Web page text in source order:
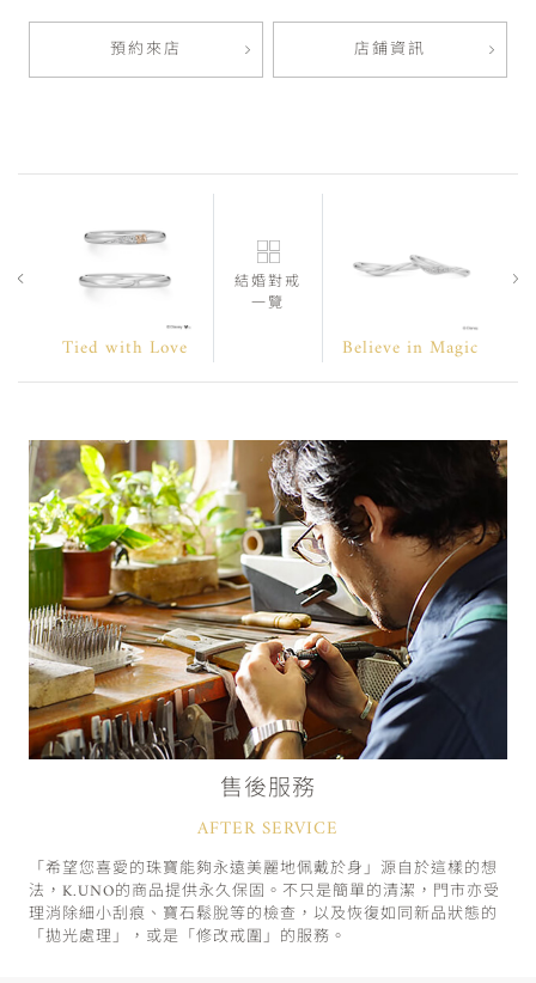
預約來店 店鋪資訊
Tied with Love
結婚對戒
一覽
Believe in Magic
售後服務
AFTER SERVICE
「希望您喜愛的珠寶能夠永遠美麗地佩戴於身」源自於這樣的想
法，K.UNO的商品提供永久保固。不只是簡單的清潔，門市亦受
理消除細小刮痕、寶石鬆脫等的檢查，以及恢復如同新品狀態的
「拋光處理」，或是「修改戒圍」的服務。